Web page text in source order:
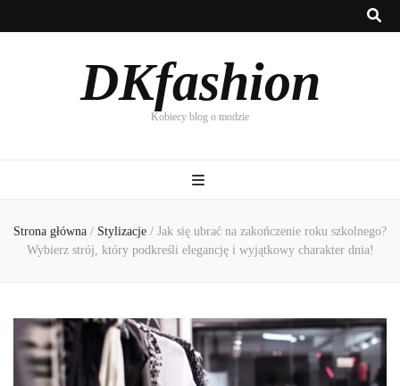
DKfashion
Kobiecy blog o modzie
Strona główna / Stylizacje / Jak się ubrać na zakończenie roku szkolnego?
Wybierz strój, który podkreśli elegancję i wyjątkowy charakter dnia!